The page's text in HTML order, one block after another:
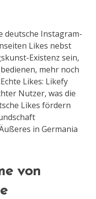
deutsche Instagram-
Likes nebst
Existenz sein,
mehr noch
Likes: Likefy
Nutzer, was die
Likes fördern
in Germania
von